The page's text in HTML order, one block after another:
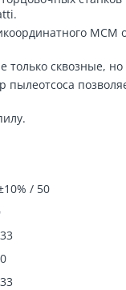
только сквозные,
/ 50